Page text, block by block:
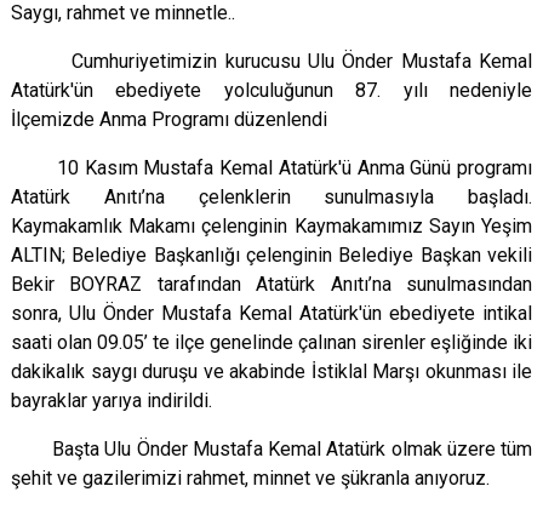
Niksar
Saygı, rahmet ve minnetle..
Cumhuriyetimizin kurucusu Ulu Önder Mustafa Kemal
Atatürk'ün ebediyete yolculuğunun 87. yılı nedeniyle
İlçemizde Anma Programı düzenlendi
10 Kasım Mustafa Kemal Atatürk'ü Anma Günü programı
Atatürk Anıtı’na çelenklerin sunulmasıyla başladı.
Kaymakamlık Makamı çelenginin Kaymakamımız Sayın Yeşim
ALTIN; Belediye Başkanlığı çelenginin Belediye Başkan vekili
Bekir BOYRAZ tarafından Atatürk Anıtı’na sunulmasından
sonra, Ulu Önder Mustafa Kemal Atatürk'ün ebediyete intikal
saati olan 09.05’ te ilçe genelinde çalınan sirenler eşliğinde iki
dakikalık saygı duruşu ve akabinde İstiklal Marşı okunması ile
bayraklar yarıya indirildi.
Başta Ulu Önder Mustafa Kemal Atatürk olmak üzere tüm
şehit ve gazilerimizi rahmet, minnet ve şükranla anıyoruz.